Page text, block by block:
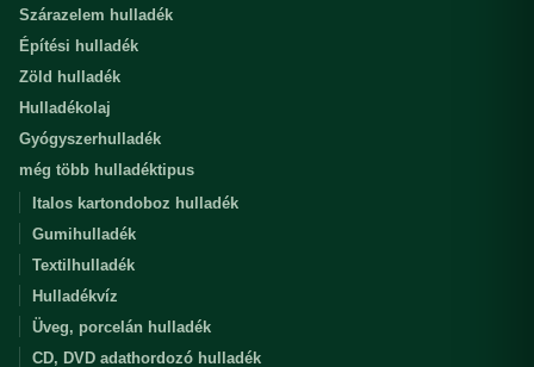
Szárazelem hulladék
Építési hulladék
Zöld hulladék
Hulladékolaj
Gyógyszerhulladék
még több hulladéktipus
Italos kartondoboz hulladék
Gumihulladék
Textilhulladék
Hulladékvíz
Üveg, porcelán hulladék
CD, DVD adathordozó hulladék